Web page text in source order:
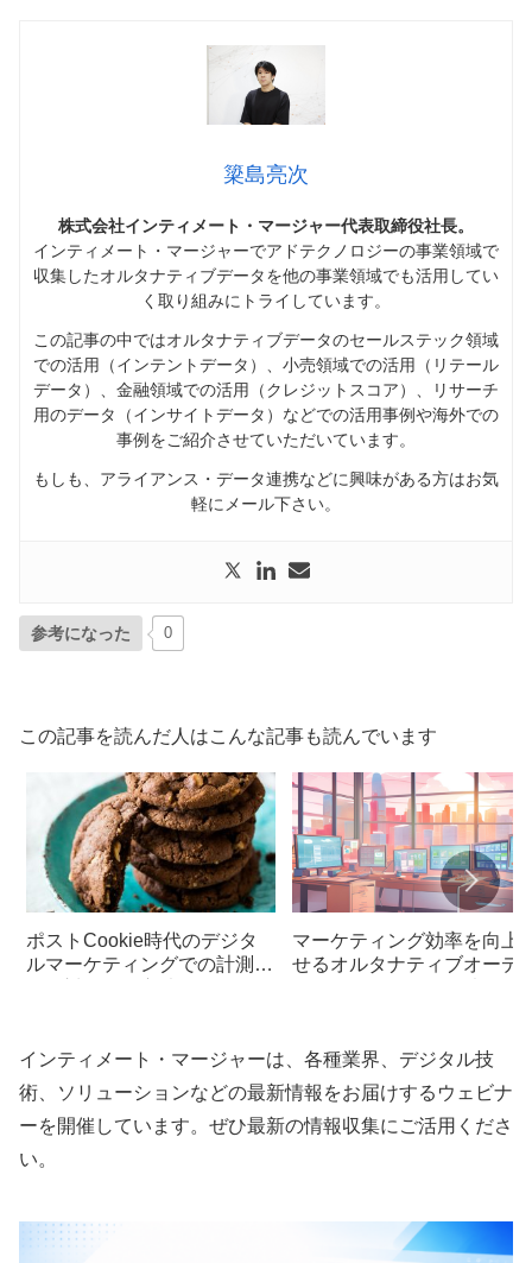
簗島亮次
株式会社インティメート・マージャー代表取締役社長。
インティメート・マージャーでアドテクノロジーの事業領域で
収集したオルタナティブデータを他の事業領域でも活用してい
く取り組みにトライしています。
この記事の中ではオルタナティブデータのセールステック領域
での活用（インテントデータ）、小売領域での活用（リテール
データ）、金融領域での活用（クレジットスコア）、リサーチ
用のデータ（インサイトデータ）などでの活用事例や海外での
事例をご紹介させていただいています。
もしも、アライアンス・データ連携などに興味がある方はお気
軽にメール下さい。
参考になった 0
この記事を読んだ人はこんな記事も読んでいます
ポストCookie時代のデジタ
ルマーケティングでの計測課
マーケティング効率を向上
せるオルタナティブオーデ
インティメート・マージャーは、各種業界、デジタル技
術、ソリューションなどの最新情報をお届けするウェビナ
ーを開催しています。ぜひ最新の情報収集にご活用くださ
い。